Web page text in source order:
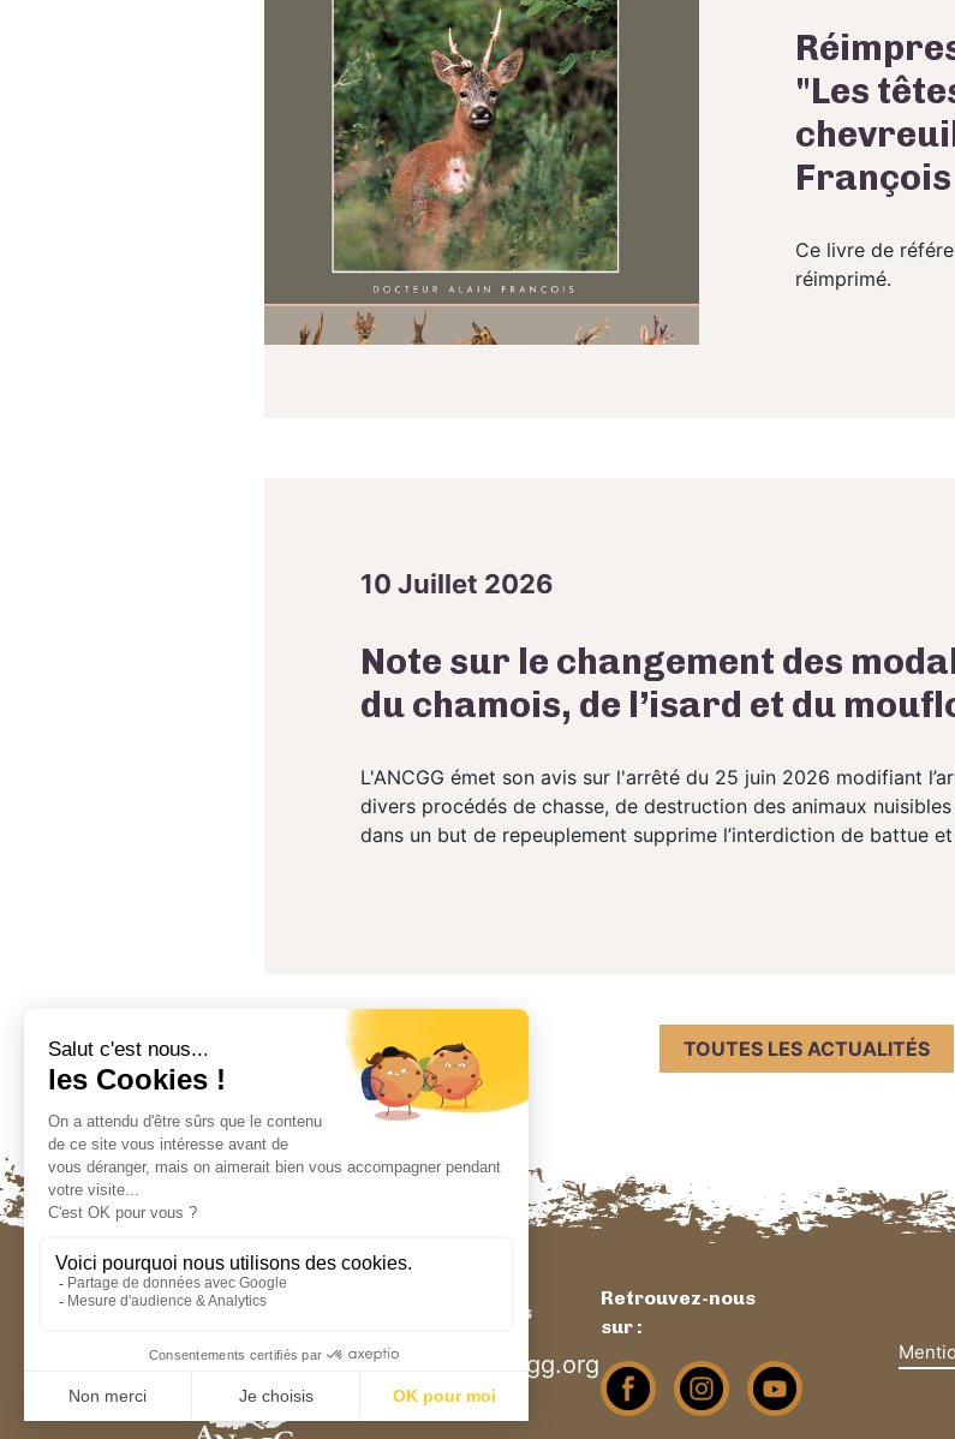
"Les
François
Ce livre de
réimprimé.
10 Juillet 2026
Note sur le changement des
du chamois, de l’isard et du
L'ANCGG émet son avis sur l'arrêté du 25 juin 2026 modifiant
divers procédés de chasse, de destruction des animaux
dans un but de repeuplement supprime l’interdiction de battue et
TOUTES LES ACTUALITÉS
Contactez-nous
contact@ancgg.org
Retrouvez-nous
sur :